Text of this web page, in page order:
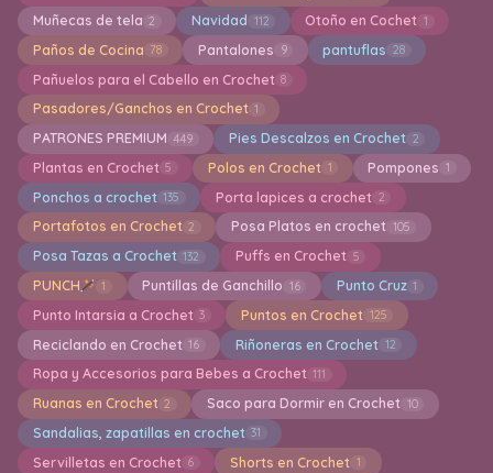
Muñecas de tela 2 Navidad 112 Otoño en Cochet 1
Paños de Cocina 78 Pantalones 9 pantuflas 28
Pañuelos para el Cabello en Crochet 8
Pasadores/Ganchos en Crochet 1
PATRONES PREMIUM 449 Pies Descalzos en Crochet 2
Plantas en Crochet 5 Polos en Crochet 1 Pompones 1
Ponchos a crochet 135 Porta lapices a crochet 2
Portafotos en Crochet 2 Posa Platos en crochet 105
Posa Tazas a Crochet 132 Puffs en Crochet 5
PUNCH 1 Puntillas de Ganchillo 16 Punto Cruz 1
Punto Intarsia a Crochet 3 Puntos en Crochet 125
Reciclando en Crochet 16 Riñoneras en Crochet 12
Ropa y Accesorios para Bebes a Crochet 111
Ruanas en Crochet 2 Saco para Dormir en Crochet 10
Sandalias, zapatillas en crochet 31
Servilletas en Crochet 6 Shorts en Crochet 1